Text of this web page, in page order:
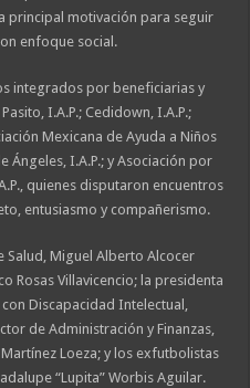
principal motivación para seguir
enfoque social.
integrados por beneficiarias y
I.A.P.; Cedidown, I.A.P.;
Mexicana de Ayuda a Niños
Ángeles, I.A.P.; y Asociación por
quienes disputaron encuentros
entusiasmo y compañerismo.
Salud, Miguel Alberto Alcocer
Rosas Villavicencio; la presidenta
Discapacidad Intelectual,
de Administración y Finanzas,
Loeza; y los exfutbolistas
“Lupita” Worbis Aguilar.